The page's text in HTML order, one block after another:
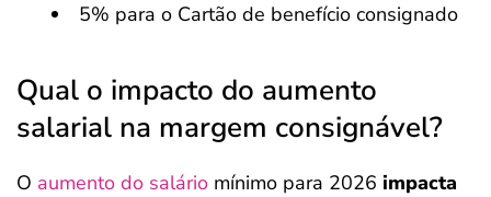
5% para o Cartão de benefício consignado
Qual o impacto do aumento
salarial na margem consignável?
O aumento do salário mínimo para 2026 impacta